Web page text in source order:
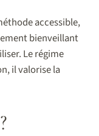
accessible,
bienveillant
Le régime
il valorise la